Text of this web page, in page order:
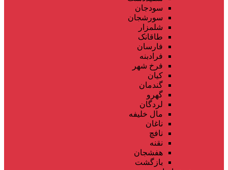
سودجان
سورشجان
شلمزار
طاقانک
فارسان
فرادبنه
فرخ شهر
کیان
گندمان
گهرو
لردگان
مال خلیفه
ناغان
نافچ
نقنه
هفشجان
بازگشت